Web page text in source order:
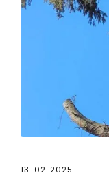
13-02-2025